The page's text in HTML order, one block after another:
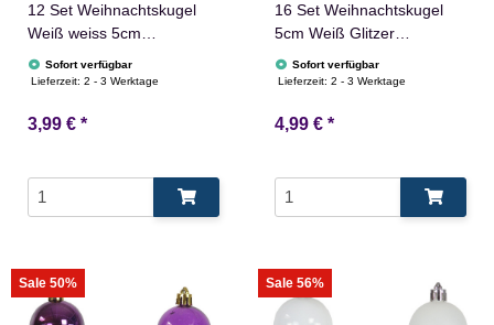
12 Set Weihnachtskugel
Weiß weiss 5cm
Christbaumschmuck
Glänzend
Sofort verfügbar
Lieferzeit:2 - 3 Werktage
3,99 € *
16 Set Weihnachtskugel
5cm Weiß Glitzer
Christbaumschmuck
Sofort verfügbar
Lieferzeit:2 - 3 Werktage
4,99 € *
Sale 50% Sale 56%